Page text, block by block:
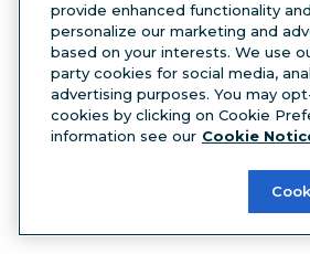
Prix :Les forfaits commencent
À qui s’adresse-t-il ?Aux
marketing des réseaux
beaucoup de vidéos longues
9. Magic Studio
est la solution
marques et les créateurs qui
améliorer leur contenu visuel.
provide enhanced functionality
personalize our marketing and
based on your interests. We use
party cookies for social media,
advertising purposes. You may
cookies by clicking on Cookie
information see our Cookie